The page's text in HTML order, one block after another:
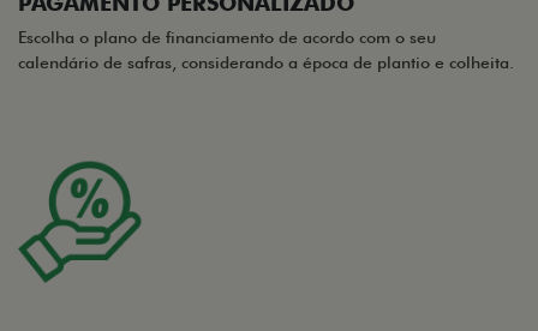
Escolha o plano de financiamento de acordo com o seu
calendário de safras, considerando a época de plantio e colheita.